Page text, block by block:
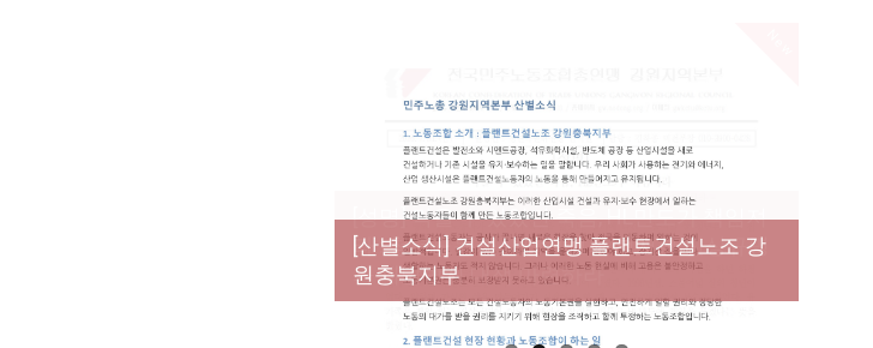
[성명] 막을 수 있었던 죽음, HL만도가 책임져
라 : 청년노동자 사망사고의 철저한 진상규명
과 재발방지 대책 마련하라
[산별소식] 건설산업연맹 플랜트건설노조 강
원충북지부
[강릉,속초,원주,춘천] 폭염감시단 사업 이모저
모
[조합원☆인터뷰] 서비스연맹 전국학교비정
규직노동조합 강원지부 김유미 춘천지회장
[본부소식] 강원지역 노동자 합창단 모임